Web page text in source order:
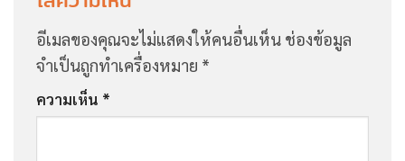
อีเมลของคุณจะไม่แสดงให้คนอื่นเห็น ช่องข้อมูล
จำเป็นถูกทำเครื่องหมาย *
ความเห็น *